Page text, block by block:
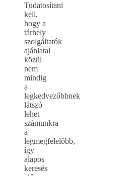
Tudatosítani
kell,
hogy a
tárhely
szolgáltatók
ajánlatai
közül
nem
mindig
a
legkedvezőbbnek
látszó
lehet
számunkra
a
legmegfelelőbb,
így
alapos
keresés